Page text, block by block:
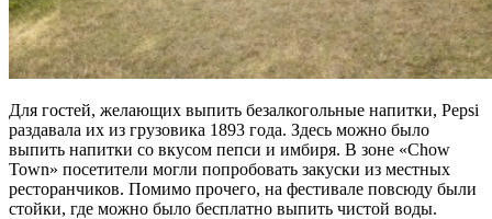
Для гостей, желающих выпить безалкогольные напитки, Pepsi
раздавала их из грузовика 1893 года. Здесь можно было
выпить напитки со вкусом пепси и имбиря. В зоне «Chow
Town» посетители могли попробовать закуски из местных
ресторанчиков. Помимо прочего, на фестивале повсюду были
стойки, где можно было бесплатно выпить чистой воды.